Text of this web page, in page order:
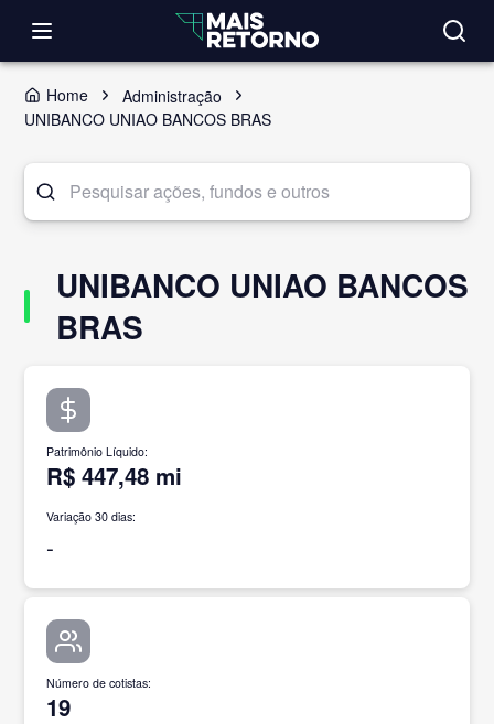
Home
Administração
UNIBANCO UNIAO BANCOS BRAS
UNIBANCO UNIAO BANCOS
BRAS
Patrimônio Líquido:
R$ 447,48 mi
Variação 30 dias:
-
Número de cotistas:
19